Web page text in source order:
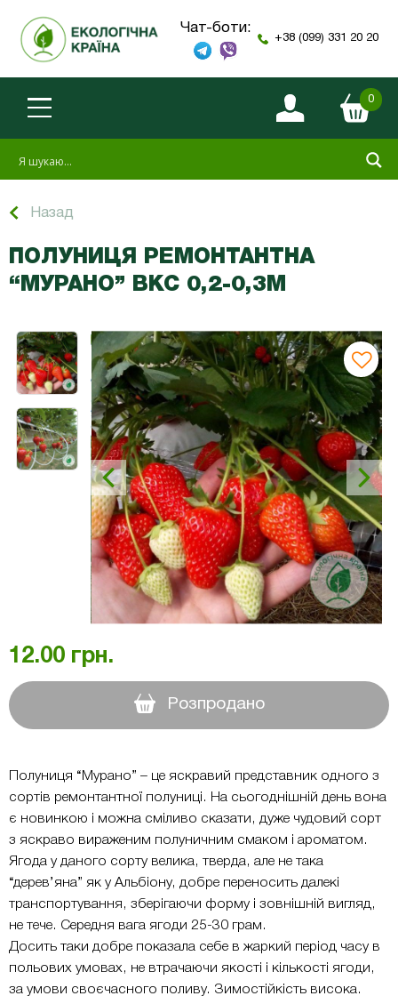
Чат-боти:
+38 (099) 331 20 20
0
Назад
ПОЛУНИЦЯ РЕМОНТАНТНА
“МУРАНО” ВКС 0,2-0,3М
12.00 грн.
Розпродано
Полуниця “Мурано” – це яскравий представник одного з
сортів ремонтантної полуниці. На сьогоднішній день вона
є новинкою і можна сміливо сказати, дуже чудовий сорт
з яскраво вираженим полуничним смаком і ароматом.
Ягода у даного сорту велика, тверда, але не така
“дерев’яна” як у Альбіону, добре переносить далекі
транспортування, зберігаючи форму і зовнішній вигляд,
не тече. Середня вага ягоди 25-30 грам.
Досить таки добре показала себе в жаркий період часу в
польових умовах, не втрачаючи якості і кількості ягоди,
за умови своєчасного поливу. Зимостійкість висока.